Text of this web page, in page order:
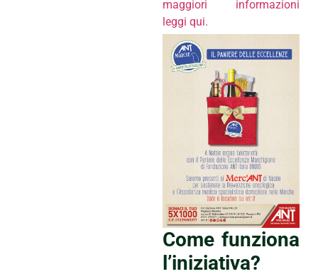
maggiori informazioni
leggi qui.
Come funziona
l’iniziativa?